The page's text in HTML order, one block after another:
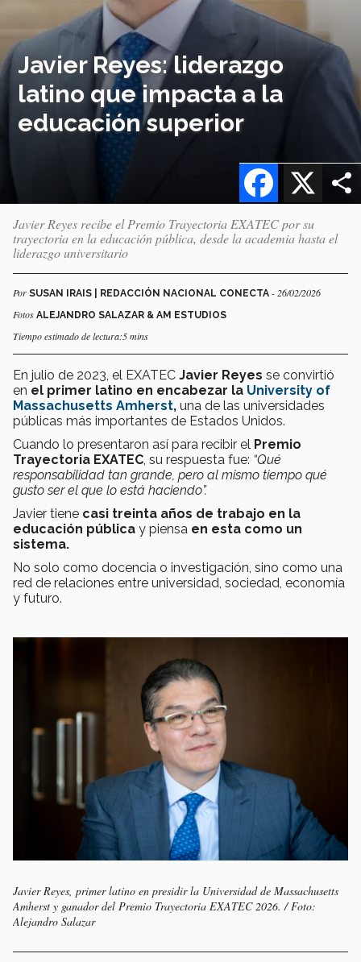
Javier Reyes: liderazgo
latino que impacta a la
educación superior
X
Facebook
Javier Reyes recibe el Premio Trayectoria EXATEC por su
trayectoria en la educación pública, desde la academia hasta el
liderazgo universitario
Por SUSAN IRAIS | REDACCIÓN NACIONAL CONECTA - 26/02/2026
Fotos ALEJANDRO SALAZAR & AM ESTUDIOS
Tiempo estimado de lectura:5 mins
En julio de 2023, el EXATEC Javier Reyes se convirtió
en el primer latino en encabezar la University of
Massachusetts Amherst, una de las universidades
públicas más importantes de Estados Unidos.
Cuando lo presentaron así para recibir el Premio
Trayectoria EXATEC , su respuesta fue: “Qué
responsabilidad tan grande, pero al mismo tiempo qué
gusto ser el que lo está haciendo”.
Javier tiene casi treinta años de trabajo en la
educación pública y piensa en esta como un
sistema.
No solo como docencia o investigación, sino como una
red de relaciones entre universidad, sociedad, economía
y futuro.
Javier Reyes, primer latino en presidir la Universidad de Massachusetts
Amherst y ganador del Premio Trayectoria EXATEC 2026. / Foto:
Alejandro Salazar